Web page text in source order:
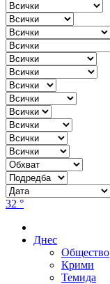
32 °
Днес
Общество
Крими
Темида